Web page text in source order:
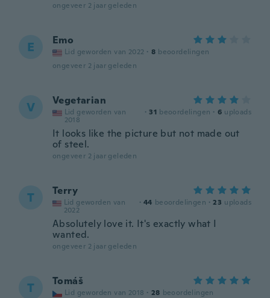
ongeveer 2 jaar geleden
E Emo
Lid geworden van 2022 · 8 beoordelingen
ongeveer 2 jaar geleden
V Vegetarian
Lid geworden van
2018
· 31 beoordelingen · 6 uploads
It looks like the picture but not made out
of steel.
ongeveer 2 jaar geleden
T Terry
Lid geworden van
2022
· 44 beoordelingen · 23 uploads
Absolutely love it. It's exactly what I
wanted.
ongeveer 2 jaar geleden
T Tomáš
Lid geworden van 2018 · 28 beoordelingen